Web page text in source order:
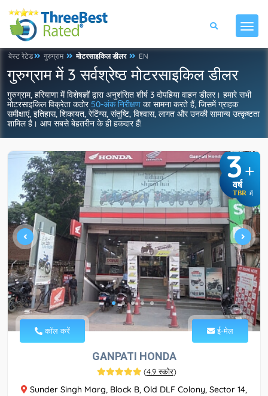
बेस्ट रेटेड गुरुग्राम मोटरसाइकिल डीलर EN
गुरुग्राम में 3 सर्वश्रेष्ठ मोटरसाइकिल डीलर
गुरुग्राम, हरियाणा में विशेषज्ञों द्वारा अनुशंसित शीर्ष 3 दोपहिया वाहन डीलर। हमारे सभी
मोटरसाइकिल विक्रेता कठोर 50-अंक निरीक्षण का सामना करते हैं, जिसमें ग्राहक
समीक्षाएं, इतिहास, शिकायत, रेटिंग्स, संतुष्टि, विश्वास, लागत और उनकी सामान्य उत्कृष्टता
शामिल है। आप सबसे बेहतरीन के ही हकदार हैं!
3+
वर्ष
TBR में
कॉल करें ई-मेल
GANPATI HONDA
(4.9 स्कोर)
Sunder Singh Marg, Block B, Old DLF Colony, Sector 14,